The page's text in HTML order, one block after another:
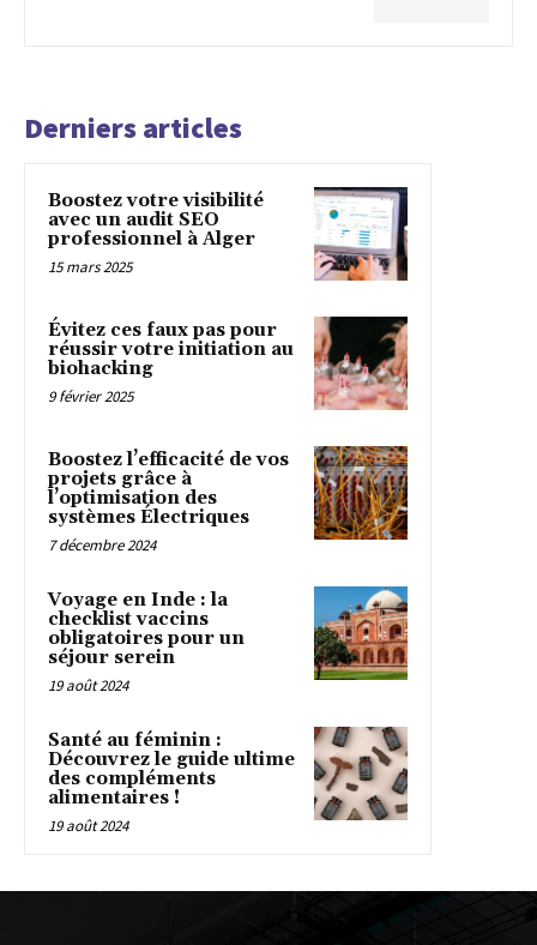
Derniers articles
Boostez votre visibilité
avec un audit SEO
professionnel à Alger
15 mars 2025
Évitez ces faux pas pour
réussir votre initiation au
biohacking
9 février 2025
Boostez l’efficacité de vos
projets grâce à
l’optimisation des
systèmes Électriques
7 décembre 2024
Voyage en Inde : la
checklist vaccins
obligatoires pour un
séjour serein
19 août 2024
Santé au féminin :
Découvrez le guide ultime
des compléments
alimentaires !
19 août 2024